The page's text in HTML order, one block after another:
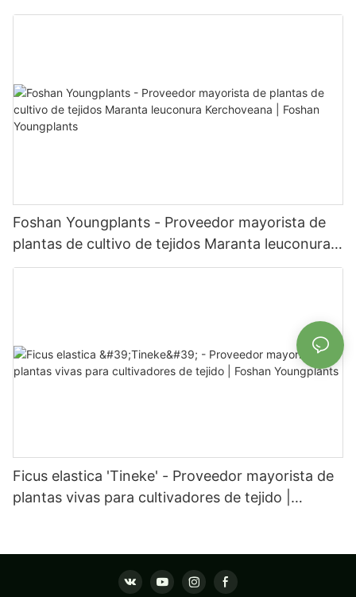
cultivadores | Foshan Youngplants
Foshan Youngplants - Proveedor mayorista de
plantas de cultivo de tejidos Maranta leuconura
Kerchoveana | Foshan Youngplants
Ficus elastica 'Tineke' - Proveedor mayorista de
plantas vivas para cultivadores de tejido |